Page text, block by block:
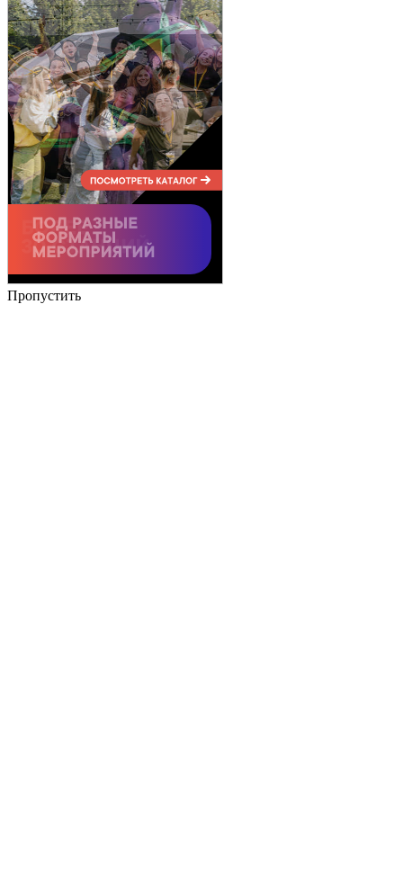
Пропустить